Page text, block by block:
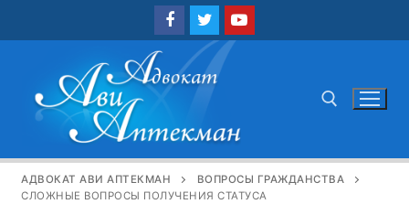
Найти:
АДВОКАТ АВИ АПТЕКМАН
ВОПРОСЫ ГРАЖДАНСТВА
СЛОЖНЫЕ ВОПРОСЫ ПОЛУЧЕНИЯ СТАТУСА